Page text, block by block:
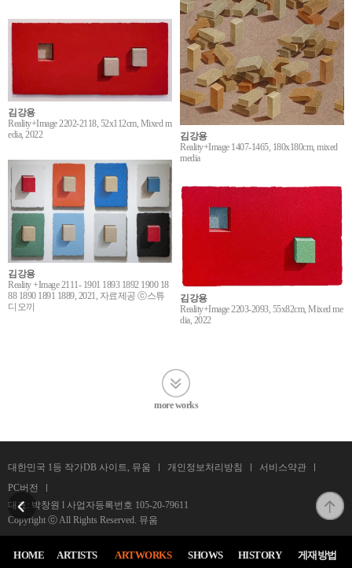
김강용
Reality+Image 1407-1465, 180x180cm, mixed
media
김강용
Reality+Image 2202-2118, 52x112cm, Mixed m
edia, 2022
김강용
Reality +Image 2111- 1901 1893 1892 1900 18
88 1890 1891 1889, 2021, 자료제공 ⓒ스튜
디오끼
김강용
Reality+Image 2203-2093, 55x82cm, Mixed me
dia, 2022
more works
대한민국 1등 작가DB 사이트, 뮤움 개인정보처리방침
서비스약관
PC버전
대표: 박창원 l 사업자등록번호 105-20-79611
Copyright ⓒ All Rights Reserved. 뮤움
HOME ARTISTS ARTWORKS SHOWS HISTORY 게재방법